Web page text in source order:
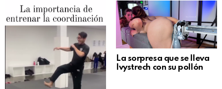
La sorpresa que se lleva
Ivystrech con su pollón